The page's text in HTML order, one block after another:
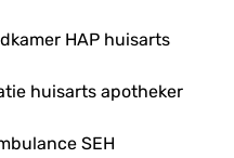
HAP huisarts
huisarts apotheker
SEH